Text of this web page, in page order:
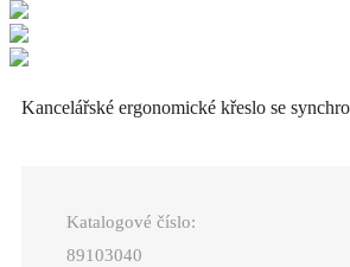
Kancelářské ergonomické křeslo se
Katalogové číslo:
89103040